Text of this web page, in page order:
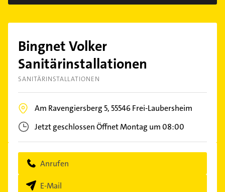
Bingnet Volker
Sanitärinstallationen
SANITÄRINSTALLATIONEN
Am Ravengiersberg 5, 55546Frei-Laubersheim
Jetzt geschlossenÖffnet Montag um 08:00
Anrufen
E-Mail